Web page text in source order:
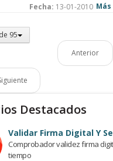
Fecha: 13-01-2010
95
Anterior
Destacados
Validar Firma Digital Y
Comprobador validez firma
tiempo